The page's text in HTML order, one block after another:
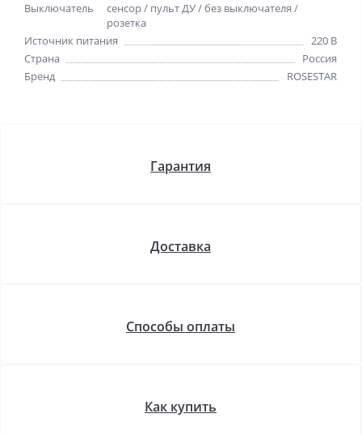
Выключатель
сенсор / пульт ДУ / без выключателя /
розетка
Источник питания
220 В
Страна
Россия
Бренд
ROSESTAR
Гарантия
Доставка
Способы оплаты
Как купить